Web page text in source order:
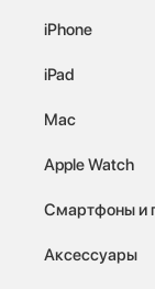
iPhone
iPad
Mac
Apple Watch
Смартфоны и
Аксессуары